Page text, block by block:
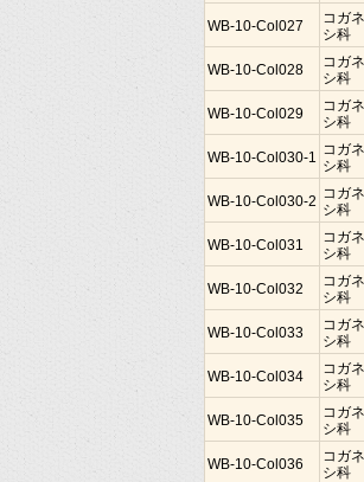
WB-10-Col027
コガ
シ科
WB-10-Col028
コガ
シ科
WB-10-Col029
コガ
シ科
WB-10-Col030-1 コガ
シ科
WB-10-Col030-2 コガ
シ科
WB-10-Col031
コガ
シ科
WB-10-Col032
コガ
シ科
WB-10-Col033
コガ
シ科
WB-10-Col034
コガ
シ科
WB-10-Col035
コガ
シ科
WB-10-Col036
コガ
シ科